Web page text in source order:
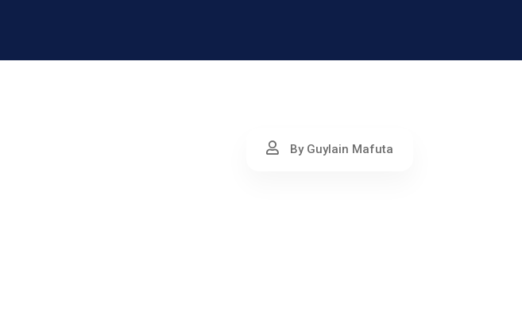
By Guylain Mafuta